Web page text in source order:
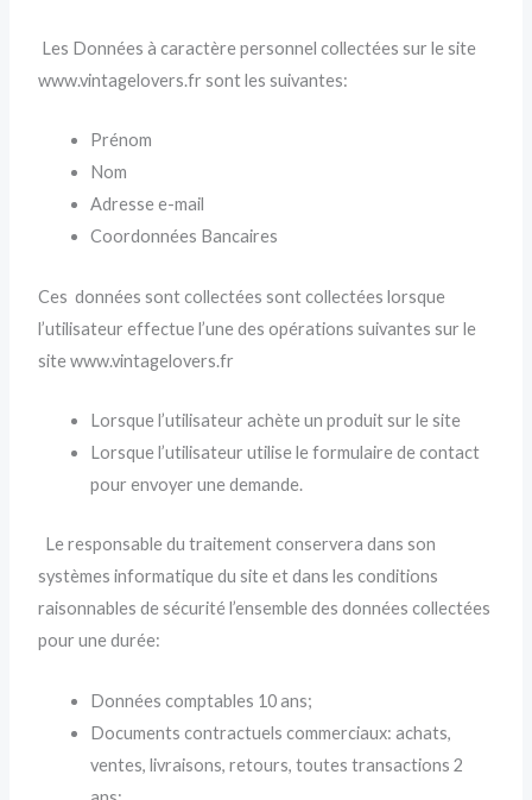
Les Données à caractère personnel collectées sur le site
www.vintagelovers.fr sont les suivantes:
Prénom
Nom
Adresse e-mail
Coordonnées Bancaires
Ces données sont collectées sont collectées lorsque
l’utilisateur effectue l’une des opérations suivantes sur le
site www.vintagelovers.fr
Lorsque l’utilisateur achète un produit sur le site
Lorsque l’utilisateur utilise le formulaire de contact
pour envoyer une demande.
Le responsable du traitement conservera dans son
systèmes informatique du site et dans les conditions
raisonnables de sécurité l’ensemble des données collectées
pour une durée:
Données comptables 10 ans;
Documents contractuels commerciaux: achats,
ventes, livraisons, retours, toutes transactions 2